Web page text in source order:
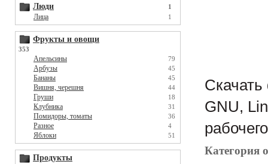
Люди 1
Лица 1
Фрукты и овощи
353
Апельсины 79
Арбузы 45
Бананы 45
Вишня, черешня 44
Груши 18
Клубника 31
Помидоры, томаты 36
Разное 4
Яблоки 51
Продукты
Скачать
GNU,
Категория